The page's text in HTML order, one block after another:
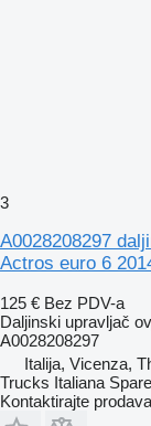
3
A0028208297
Actros euro 6
125 € Bez PDV-a
Daljinski upravljač
A0028208297
Italija, Vicenza,
Trucks Italiana
Kontaktirajte